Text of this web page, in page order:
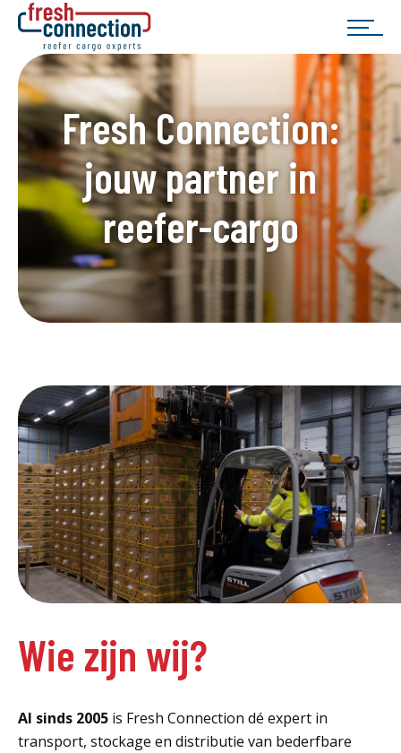
Fresh Connection:
jouw partner in
reefer-cargo
Wie zijn wij?
Al sinds 2005 is Fresh Connection dé expert in
transport, stockage en distributie van bederfbare